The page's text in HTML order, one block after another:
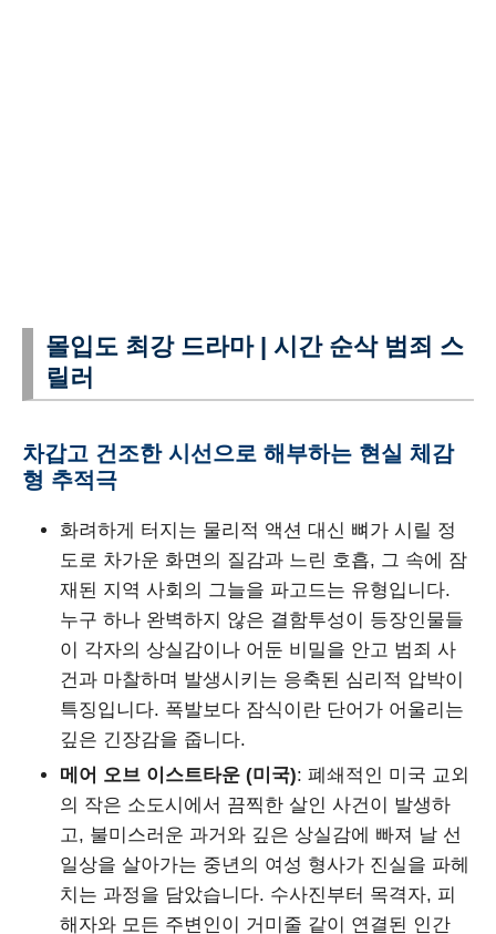
몰입도 최강 드라마 | 시간 순삭 범죄 스
릴러
차갑고 건조한 시선으로 해부하는 현실 체감
형 추적극
화려하게 터지는 물리적 액션 대신 뼈가 시릴 정
도로 차가운 화면의 질감과 느린 호흡, 그 속에 잠
재된 지역 사회의 그늘을 파고드는 유형입니다.
누구 하나 완벽하지 않은 결함투성이 등장인물들
이 각자의 상실감이나 어둔 비밀을 안고 범죄 사
건과 마찰하며 발생시키는 응축된 심리적 압박이
특징입니다. 폭발보다 잠식이란 단어가 어울리는
깊은 긴장감을 줍니다.
메어 오브 이스트타운 (미국): 폐쇄적인 미국 교외
의 작은 소도시에서 끔찍한 살인 사건이 발생하
고, 불미스러운 과거와 깊은 상실감에 빠져 날 선
일상을 살아가는 중년의 여성 형사가 진실을 파헤
치는 과정을 담았습니다. 수사진부터 목격자, 피
해자와 모든 주변인이 거미줄 같이 연결된 인간